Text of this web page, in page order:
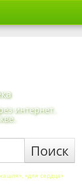
интернет.
Поиск
«для сердца»